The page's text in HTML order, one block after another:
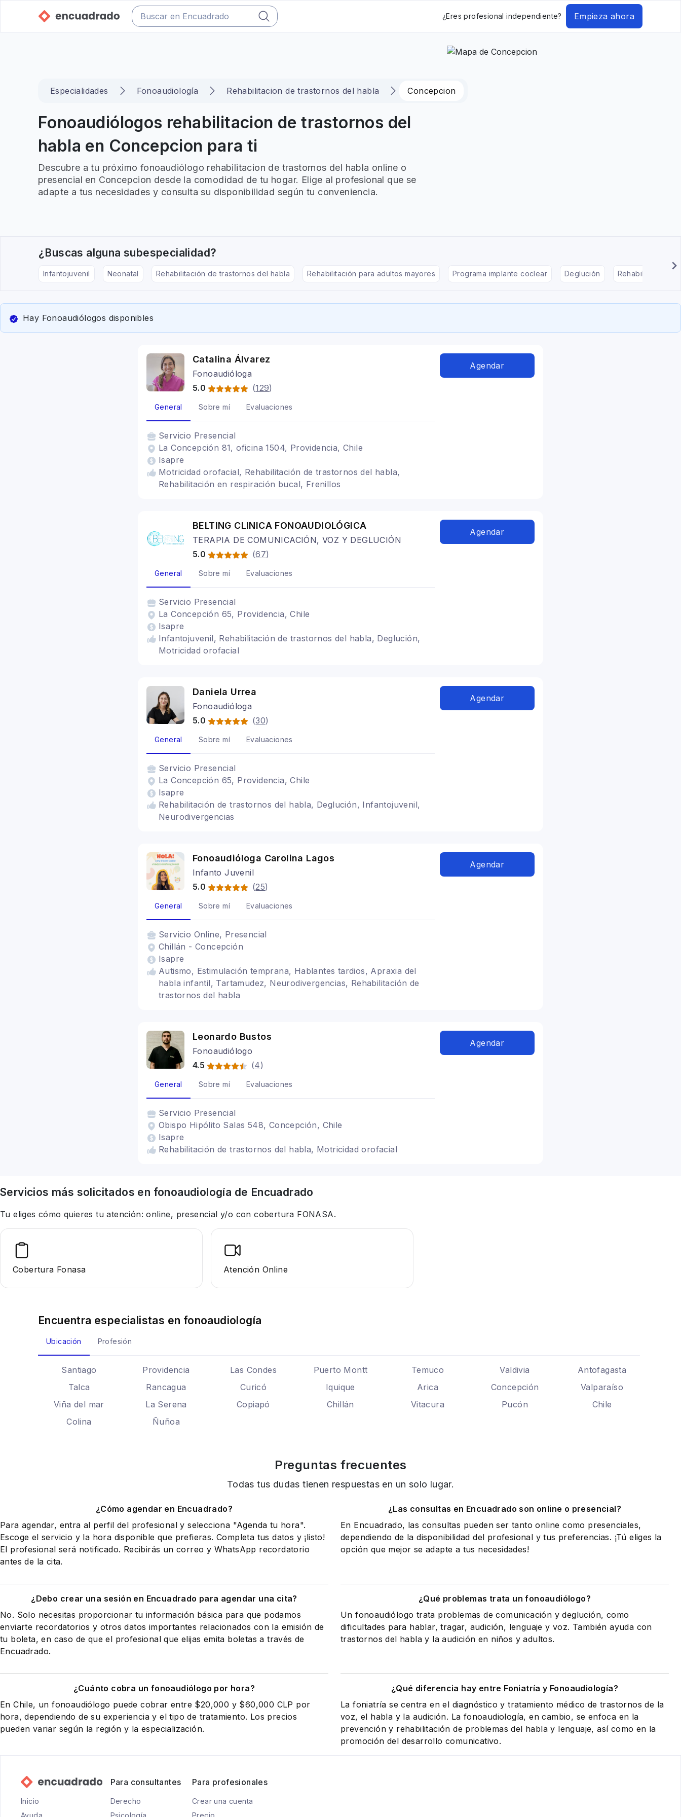
¿Eres profesional independiente? Empieza ahora
Especialidades Fonoaudiología Rehabilitacion de trastornos del habla Concepcion
Fonoaudiólogos rehabilitacion de trastornos del
habla en Concepcion para ti
Descubre a tu próximo fonoaudiólogo rehabilitacion de trastornos del habla online o
presencial en Concepcion desde la comodidad de tu hogar. Elige al profesional que se
adapte a tus necesidades y consulta su disponibilidad según tu conveniencia.
¿Buscas alguna subespecialidad?
Infantojuvenil Neonatal Rehabilitación de trastornos del habla Rehabilitación para adultos mayores Programa implante coclear Deglución Rehabilitación
Hay Fonoaudiólogos disponibles
Catalina Álvarez
Fonoaudióloga
5.0
(129)
General Sobre mí Evaluaciones
Servicio Presencial
La Concepción 81, oficina 1504, Providencia, Chile
Isapre
Motricidad orofacial, Rehabilitación de trastornos del habla,
Rehabilitación en respiración bucal, Frenillos
Agendar
BELTING CLINICA FONOAUDIOLÓGICA
TERAPIA DE COMUNICACIÓN, VOZ Y DEGLUCIÓN
5.0
(67)
General Sobre mí Evaluaciones
Servicio Presencial
La Concepción 65, Providencia, Chile
Isapre
Infantojuvenil, Rehabilitación de trastornos del habla, Deglución,
Motricidad orofacial
Agendar
Daniela Urrea
Fonoaudióloga
5.0
(30)
General Sobre mí Evaluaciones
Servicio Presencial
La Concepción 65, Providencia, Chile
Isapre
Rehabilitación de trastornos del habla, Deglución, Infantojuvenil,
Neurodivergencias
Agendar
Fonoaudióloga Carolina Lagos
Infanto Juvenil
5.0
(25)
General Sobre mí Evaluaciones
Servicio Online, Presencial
Chillán - Concepción
Isapre
Autismo, Estimulación temprana, Hablantes tardios, Apraxia del
habla infantil, Tartamudez, Neurodivergencias, Rehabilitación de
trastornos del habla
Agendar
Leonardo Bustos
Fonoaudiólogo
4.5
(4)
General Sobre mí Evaluaciones
Servicio Presencial
Obispo Hipólito Salas 548, Concepción, Chile
Isapre
Rehabilitación de trastornos del habla, Motricidad orofacial
Agendar
Servicios más solicitados en fonoaudiología de Encuadrado
Tu eliges cómo quieres tu atención: online, presencial y/o con cobertura FONASA.
Cobertura Fonasa Atención Online
Encuentra especialistas en fonoaudiología
Ubicación Profesión
Santiago Providencia Las Condes Puerto Montt Temuco Valdivia
Antofagasta
Talca
Rancagua Curicó Iquique Arica Concepción
Valparaíso
Viña del mar
La Serena Copiapó Chillán Vitacura Pucón
Chile
Colina
Ñuñoa
Preguntas frecuentes
Todas tus dudas tienen respuestas en un solo lugar.
¿Cómo agendar en Encuadrado?
Para agendar, entra al perfil del profesional y selecciona "Agenda tu hora".
Escoge el servicio y la hora disponible que prefieras. Completa tus datos y ¡listo!
El profesional será notificado. Recibirás un correo y WhatsApp recordatorio
antes de la cita.
¿Las consultas en Encuadrado son online o presencial?
En Encuadrado, las consultas pueden ser tanto online como presenciales,
dependiendo de la disponibilidad del profesional y tus preferencias. ¡Tú eliges la
opción que mejor se adapte a tus necesidades!
¿Debo crear una sesión en Encuadrado para agendar una cita?
No. Solo necesitas proporcionar tu información básica para que podamos
enviarte recordatorios y otros datos importantes relacionados con la emisión de
tu boleta, en caso de que el profesional que elijas emita boletas a través de
Encuadrado.
¿Qué problemas trata un fonoaudiólogo?
Un fonoaudiólogo trata problemas de comunicación y deglución, como
dificultades para hablar, tragar, audición, lenguaje y voz. También ayuda con
trastornos del habla y la audición en niños y adultos.
¿Cuánto cobra un fonoaudiólogo por hora?
En Chile, un fonoaudiólogo puede cobrar entre $20,000 y $60,000 CLP por
hora, dependiendo de su experiencia y el tipo de tratamiento. Los precios
pueden variar según la región y la especialización.
¿Qué diferencia hay entre Foniatría y Fonoaudiología?
La foniatría se centra en el diagnóstico y tratamiento médico de trastornos de la
voz, el habla y la audición. La fonoaudiología, en cambio, se enfoca en la
prevención y rehabilitación de problemas del habla y lenguaje, así como en la
promoción del desarrollo comunicativo.
Inicio
Ayuda
Para consultantes
Derecho
Psicología
Para profesionales
Crear una cuenta
Precio